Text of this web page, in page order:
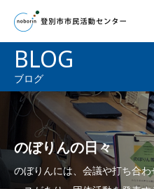
BLOG
ブログ
のぼりんの日々
のぼりんには、会議や打ち合